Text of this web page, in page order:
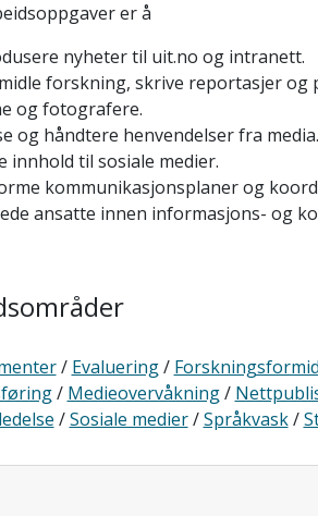
er å
nyheter til uit.no og intranett.
forskning, skrive reportasjer og
og fotografere.
og håndtere henvendelser fra media.
innhold til sosiale medier.
kommunikasjonsplaner og
ansatte innen informasjons- og
/ Evaluering/
/ Medieovervåkning/
/Sosiale medier/Språkvask/